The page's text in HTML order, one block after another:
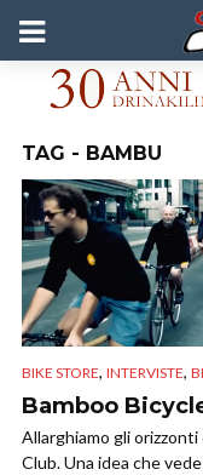
TAG - BAMBU
BIKE STORE, INTERVISTE,
Bamboo
Allarghiamo gli
Club. Una idea che